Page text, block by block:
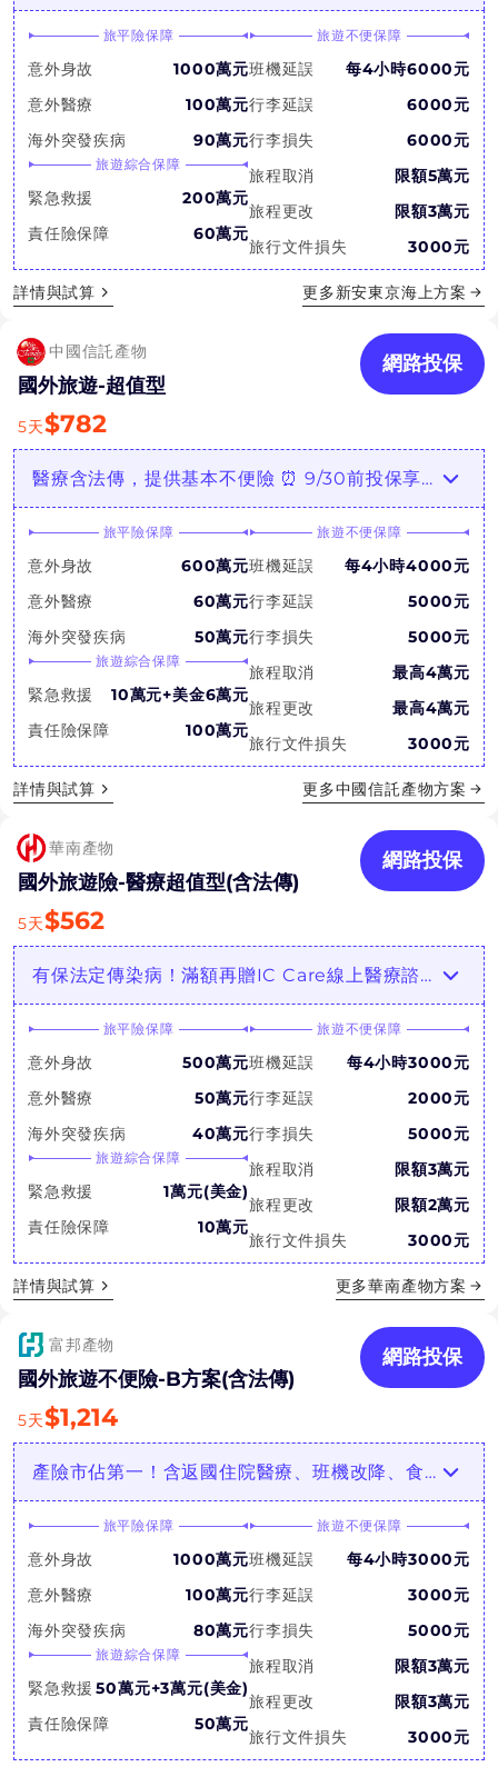
旅平險保障
意外身故
1000萬元
意外醫療
100萬元
海外突發疾病
90萬元
旅遊綜合保障
緊急救援
200萬元
責任險保障
60萬元
旅遊不便保障
班機延誤
每4小時6000元
行李延誤
6000元
行李損失
6000元
旅程取消
限額5萬元
旅程更改
限額3萬元
旅行文件損失
3000元
詳情與試算 更多新安東京海上方案
中國信託產物
國外旅遊-超值型
網路投保
5天$782
醫療含法傳，提供基本不便險 ⏰ 9/30前投保享Fun心Care醫療諮詢服務
旅平險保障
意外身故
600萬元
意外醫療
60萬元
海外突發疾病
50萬元
旅遊綜合保障
緊急救援
10萬元+美金6萬元
責任險保障
100萬元
旅遊不便保障
班機延誤
每4小時4000元
行李延誤
5000元
行李損失
5000元
旅程取消
最高4萬元
旅程更改
最高4萬元
旅行文件損失
3000元
詳情與試算 更多中國信託產物方案
華南產物
國外旅遊險-醫療超值型(含法傳)
網路投保
5天$562
有保法定傳染病！滿額再贈IC Care線上醫療諮詢！
旅平險保障
意外身故
500萬元
意外醫療
50萬元
海外突發疾病
40萬元
旅遊綜合保障
緊急救援
1萬元(美金)
責任險保障
10萬元
旅遊不便保障
班機延誤
每4小時3000元
行李延誤
2000元
行李損失
5000元
旅程取消
限額3萬元
旅程更改
限額2萬元
旅行文件損失
3000元
詳情與試算 更多華南產物方案
富邦產物
國外旅遊不便險-B方案(含法傳)
網路投保
5天$1,214
產險市佔第一！含返國住院醫療、班機改降、食物中毒等
旅平險保障
意外身故
1000萬元
意外醫療
100萬元
海外突發疾病
80萬元
旅遊綜合保障
緊急救援 50萬元+3萬元(美金)
責任險保障
50萬元
旅遊不便保障
班機延誤
每4小時3000元
行李延誤
3000元
行李損失
5000元
旅程取消
限額3萬元
旅程更改
限額3萬元
旅行文件損失
3000元